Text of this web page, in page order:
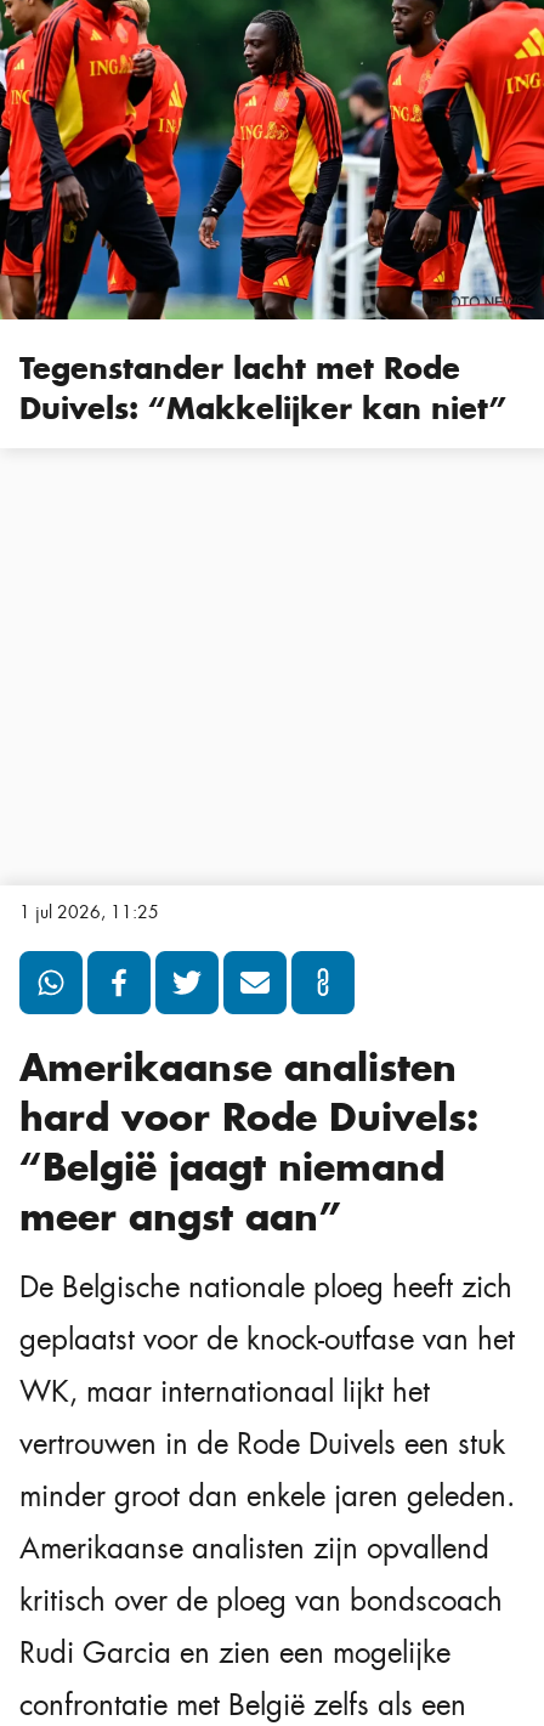
Tegenstander lacht met Rode
Duivels: “Makkelijker kan niet”
1 jul 2026, 11:25
Amerikaanse analisten
hard voor Rode Duivels:
“België jaagt niemand
meer angst aan”
De Belgische nationale ploeg heeft zich
geplaatst voor de knock-outfase van het
WK, maar internationaal lijkt het
vertrouwen in de Rode Duivels een stuk
minder groot dan enkele jaren geleden.
Amerikaanse analisten zijn opvallend
kritisch over de ploeg van bondscoach
Rudi Garcia en zien een mogelijke
confrontatie met België zelfs als een